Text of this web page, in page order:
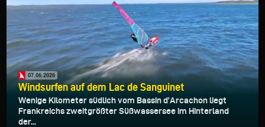
07.06.2026
Windsurfen auf dem Lac de Sanguinet
Wenige Kilometer südlich vom Bassin d’Arcachon liegt
Frankreichs zweitgrößter Süßwassersee im Hinterland
der...